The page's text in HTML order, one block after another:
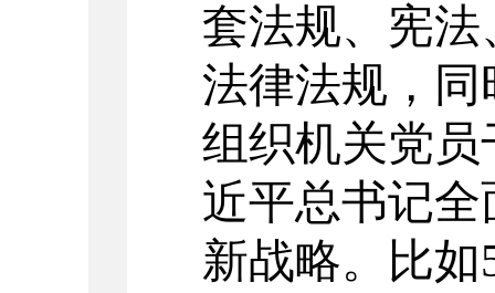
套法规、宪
法律法规，
组织机关党员
近平总书记
新战略。比如